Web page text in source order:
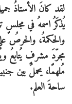
لقد كانَ الأستاذُ
يُذكَرُ اسمهُ في مجلسٍ
والحكمةُ، والحرصُ
مجرّدَ مشرفٍ يُتابعُ
مُلهمًا، يحملُ بين
ساحةَ العلم.